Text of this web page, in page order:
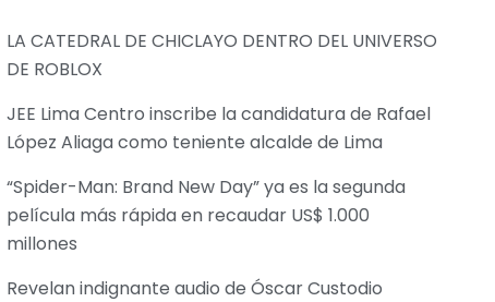
LA CATEDRAL DE CHICLAYO DENTRO DEL UNIVERSO
DE ROBLOX
JEE Lima Centro inscribe la candidatura de Rafael
López Aliaga como teniente alcalde de Lima
“Spider-Man: Brand New Day” ya es la segunda
película más rápida en recaudar US$ 1.000
millones
Revelan indignante audio de Óscar Custodio